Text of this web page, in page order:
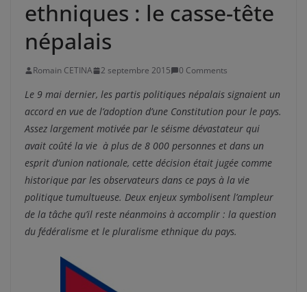
ethniques : le casse-tête
népalais
Romain CETINA 2 septembre 2015 0 Comments
Le 9 mai dernier, les partis politiques népalais signaient un
accord en vue de l’adoption d’une Constitution pour le pays.
Assez largement motivée par le séisme dévastateur qui
avait coûté la vie à plus de 8 000 personnes et dans un
esprit d’union nationale, cette décision était jugée comme
historique par les observateurs dans ce pays à la vie
politique tumultueuse. Deux enjeux symbolisent l’ampleur
de la tâche qu’il reste néanmoins à accomplir : la question
du fédéralisme et le pluralisme ethnique du pays.